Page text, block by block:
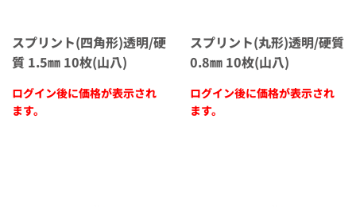
スプリント(四角形)透明/硬
質 1.5㎜ 10枚(山八)
ログイン後に価格が表示され
ます。
スプリント(丸形)透明/硬質
0.8㎜ 10枚(山八)
ログイン後に価格が表示され
ます。